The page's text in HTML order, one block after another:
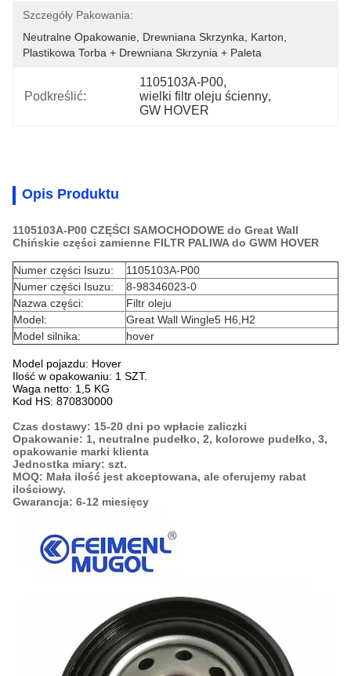
Szczegóły Pakowania:
Neutralne Opakowanie, Drewniana Skrzynka, Karton,
Plastikowa Torba + Drewniana Skrzynia + Paleta
Podkreślić:
1105103A-P00,
wielki filtr oleju ścienny,
GW HOVER
Opis Produktu
1105103A-P00 CZĘŚCI SAMOCHODOWE do Great Wall
Chińskie części zamienne FILTR PALIWA do GWM HOVER
Numer części Isuzu:
1105103A-P00
Numer części Isuzu:
8-98346023-0
Nazwa części:
Filtr oleju
Model:
Great Wall Wingle5 H6,H2
Model silnika:
hover
Model pojazdu: Hover
Ilość w opakowaniu: 1 SZT.
Waga netto: 1,5 KG
Kod HS: 870830000
Czas dostawy: 15-20 dni po wpłacie zaliczki
Opakowanie: 1, neutralne pudełko, 2, kolorowe pudełko, 3,
opakowanie marki klienta
Jednostka miary: szt.
MOQ: Mała ilość jest akceptowana, ale oferujemy rabat
ilościowy.
Gwarancja: 6-12 miesięcy